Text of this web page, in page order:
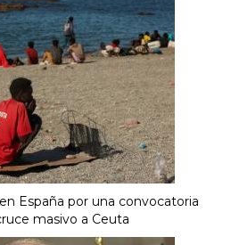
España por una convocatoria
masivo a Ceuta